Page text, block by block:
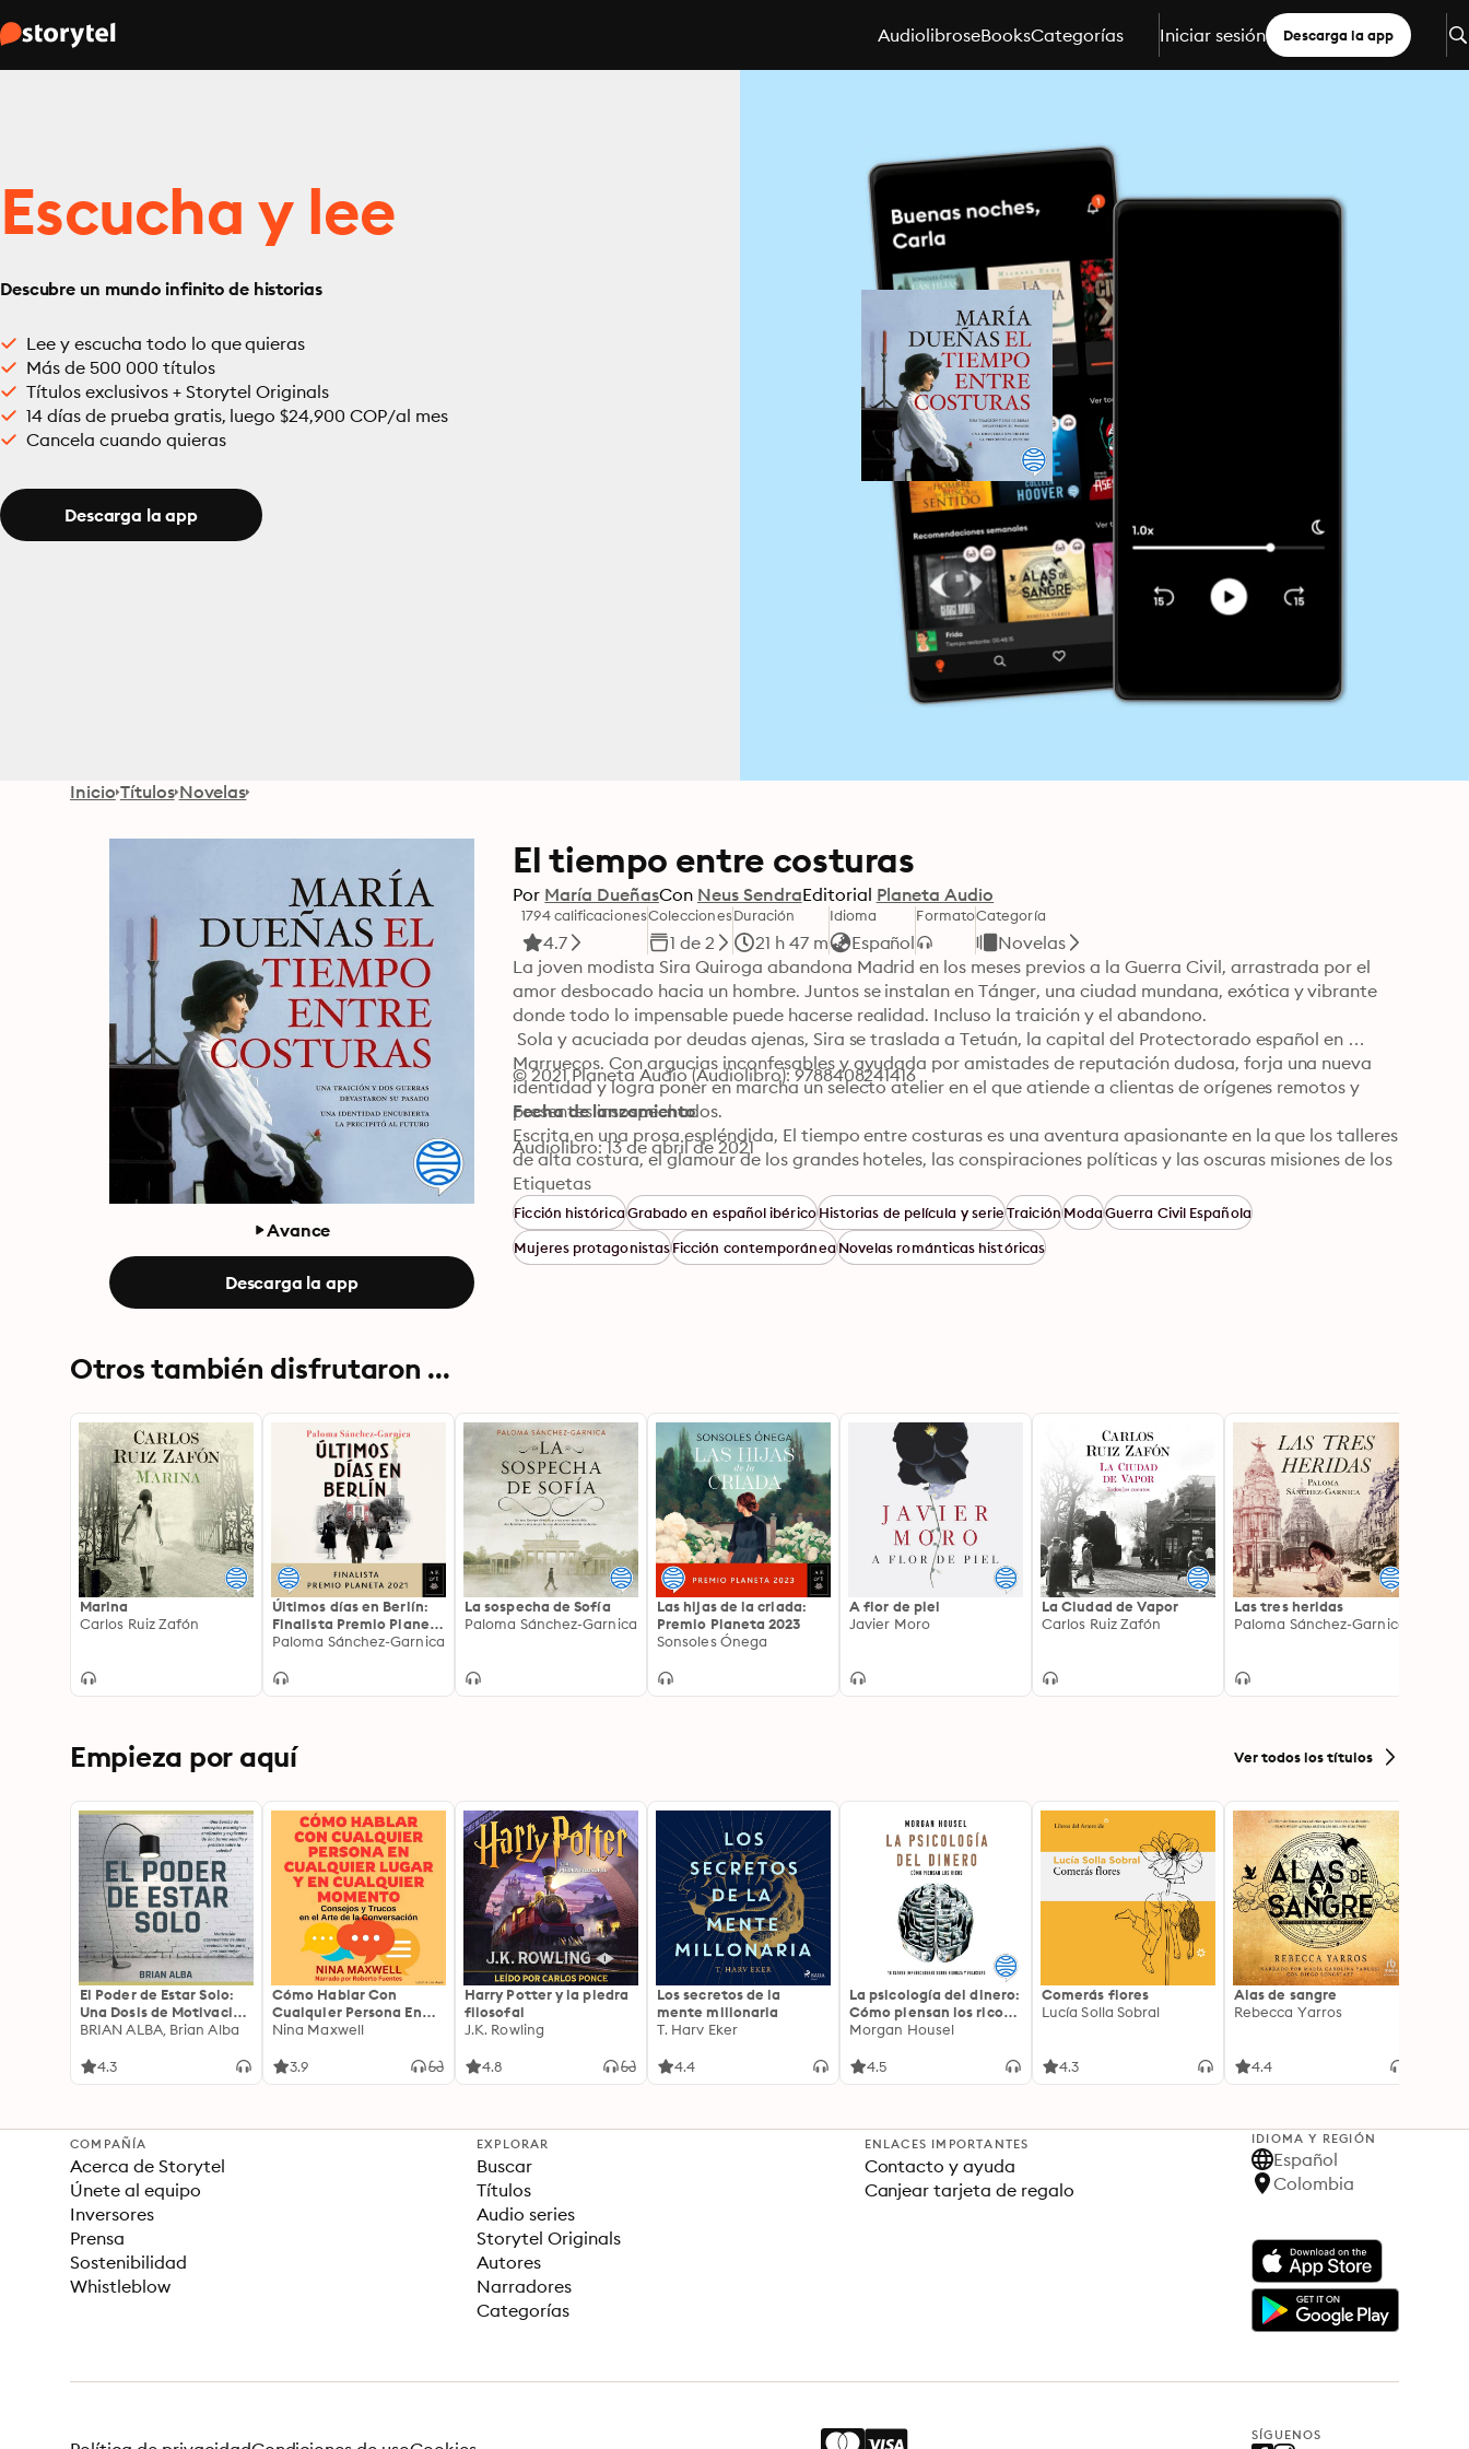
AudiolibroseBooksCategorías Iniciar sesión Descarga la app
Escucha y lee
Descubre un mundo infinito de historias
Lee y escucha todo lo que quieras
Más de 500 000 títulos
Títulos exclusivos + Storytel Originals
14 días de prueba gratis, luego $24,900 COP/al mes
Cancela cuando quieras
Descarga la app
Inicio Títulos Novelas
Avance
Descarga la app
El tiempo entre costuras
Por María DueñasCon Neus SendraEditorial Planeta Audio
1794 calificaciones
4.7
Colecciones
1 de 2
Duración
21 h 47 m
Idioma
Español
FormatoCategoría
Novelas
La joven modista Sira Quiroga abandona Madrid en los meses previos a la Guerra Civil, arrastrada por el
amor desbocado hacia un hombre. Juntos se instalan en Tánger, una ciudad mundana, exótica y vibrante
donde todo lo impensable puede hacerse realidad. Incluso la traición y el abandono.
Sola y acuciada por deudas ajenas, Sira se traslada a Tetuán, la capital del Protectorado español en
Marruecos. Con argucias inconfesables y ayudada por amistades de reputación dudosa, forja una nueva
identidad y logra poner en marcha un selecto atelier en el que atiende a clientas de orígenes remotos y
presentes insospechados.
Escrita en una prosa espléndida, El tiempo entre costuras es una aventura apasionante en la que los talleres
de alta costura, el glamour de los grandes hoteles, las conspiraciones políticas y las oscuras misiones de los
servicios secretos se funden con la lealtad hacia aquellos a quienes queremos y con el poder irrefrenable
del amor.
© 2021 Planeta Audio (Audiolibro): 9788408241416
Fecha de lanzamiento
Audiolibro: 13 de abril de 2021
Etiquetas
Ficción históricaGrabado en español ibéricoHistorias de película y serieTraiciónModaGuerra Civil Española
Mujeres protagonistasFicción contemporáneaNovelas románticas históricas
Otros también disfrutaron ...
Marina
Carlos Ruiz Zafón
Últimos días en Berlín:
Finalista Premio Planeta
2021
Paloma Sánchez-Garnica
La sospecha de Sofía
Paloma Sánchez-Garnica
Las hijas de la criada:
Premio Planeta 2023
Sonsoles Ónega
A flor de piel
Javier Moro
La Ciudad de Vapor
Carlos Ruiz Zafón
Las tres heridas
Paloma Sánchez-Garnica
Empieza por aquí Ver todos los títulos
El Poder de Estar Solo:
Una Dosis de Motivación
Acompañada de Ideas
una Vida Mejor
BRIAN ALBA, Brian Alba
4.3
Cómo Hablar Con
Cualquier Persona En
Cualquier Lugar Y En
Nina Maxwell
3.9
Harry Potter y la piedra
filosofal
J.K. Rowling
4.8
Los secretos de la
mente millonaria
T. Harv Eker
4.4
La psicología del dinero:
Cómo piensan los ricos:
18 claves imperecederas
Morgan Housel
4.5
Comerás flores
Lucía Solla Sobral
4.3
Alas de sangre
Rebecca Yarros
4.4
COMPAÑÍA
Acerca de Storytel
Únete al equipo
Inversores
Prensa
Sostenibilidad
Whistleblow
EXPLORAR
Buscar
Títulos
Audio series
Storytel Originals
Autores
Narradores
Categorías
ENLACES IMPORTANTES
Contacto y ayuda
Canjear tarjeta de regalo
IDIOMA Y REGIÓN
Español
Colombia
SÍGUENOS